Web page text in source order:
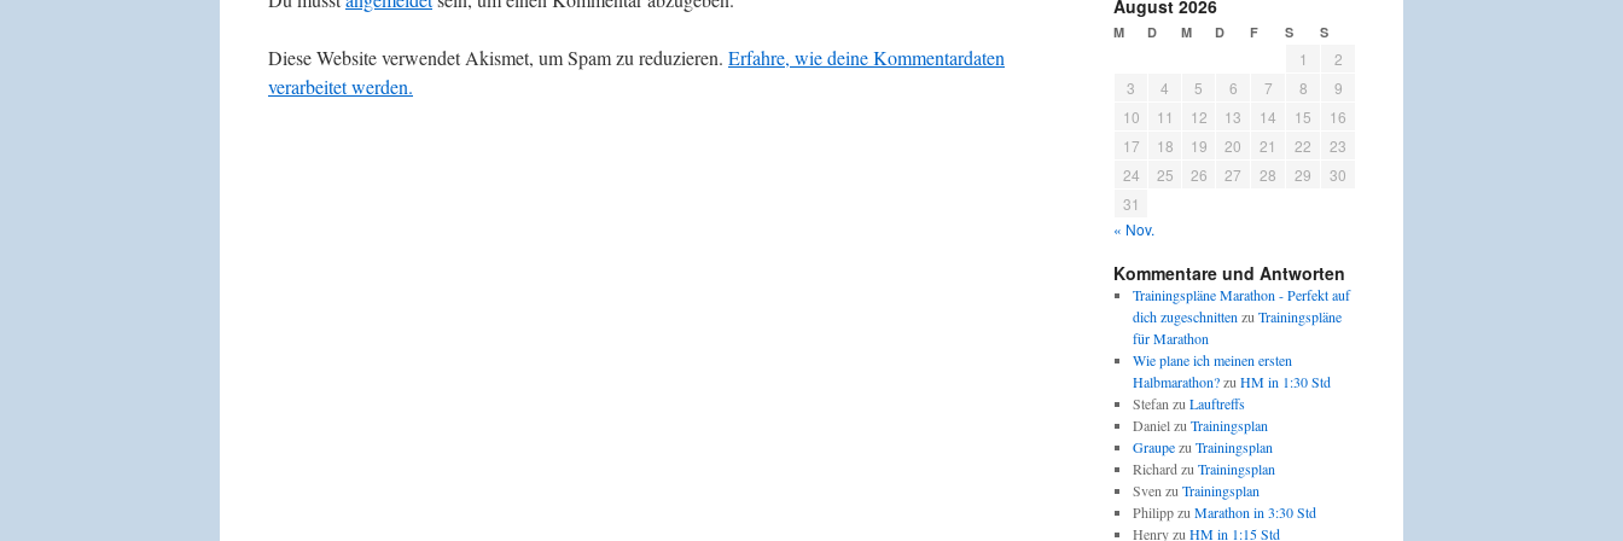
Diese Website verwendet Akismet, um Spam zu reduzieren. Erfahre, wie deine Kommentardaten
verarbeitet werden.
August 2026
M D M D F S S
1
2
3
4 5 6 7 8
9
10
11 12 13 14 15
16
17
18 19 20 21 22
23
24
25 26 27 28 29
30
31
« Nov.
Kommentare und Antworten
Trainingspläne Marathon - Perfekt auf
dich zugeschnitten zu Trainingspläne
für Marathon
Wie plane ich meinen ersten
Halbmarathon?zu HM in 1:30 Std
Stefan zu Lauftreffs
Danielzu Trainingsplan
Graupezu Trainingsplan
Richard zu Trainingsplan
Sven zu Trainingsplan
Philippzu Marathon in 3:30 Std
Henryzu HM in 1:15 Std